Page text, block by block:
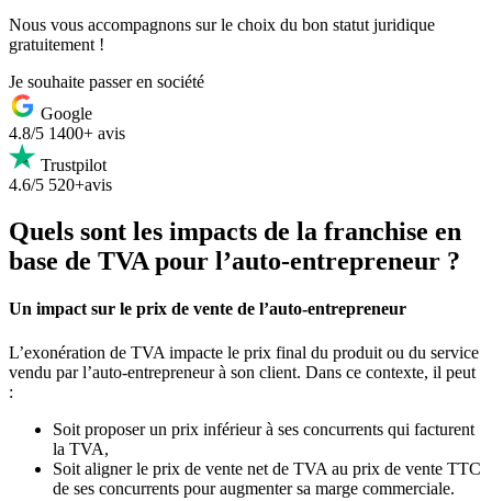
Nous vous accompagnons sur le choix du bon statut juridique
gratuitement !
Je souhaite passer en société
Google
4.8/5 1400+ avis
Trustpilot
4.6/5 520+avis
Quels sont les impacts de la franchise en
base de TVA pour l’auto-entrepreneur ?
Un impact sur le prix de vente de l’auto-entrepreneur
L’exonération de TVA impacte le prix final du produit ou du service
vendu par l’auto-entrepreneur à son client. Dans ce contexte, il peut
:
Soit proposer un prix inférieur à ses concurrents qui facturent
la TVA,
Soit aligner le prix de vente net de TVA au prix de vente TTC
de ses concurrents pour augmenter sa marge commerciale.